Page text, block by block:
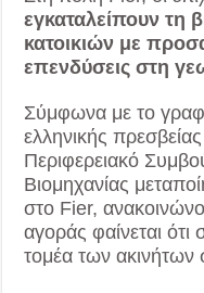
εγκαταλείπουν τη
κατοικιών με
επενδύσεις στη
Σύμφωνα με το
ελληνικής
Περιφερειακό
Βιομηχανίας
στο Fier,
αγοράς φαίνεται
τομέα των ακινήτων